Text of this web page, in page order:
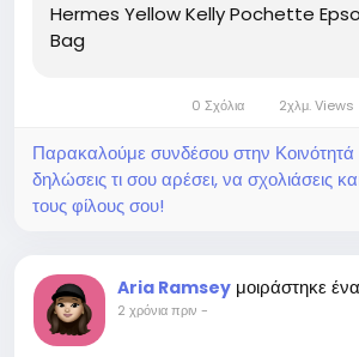
Hermes Yellow Kelly Pochette
Bag
0 Σχόλια 2χλμ. Views
Παρακαλούμε συνδέσου στην Κοινότητά
δηλώσεις τι σου αρέσει, να σχολιάσεις
τους φίλους σου!
Aria Ramsey μοιράστηκε
2 χρόνια πριν -